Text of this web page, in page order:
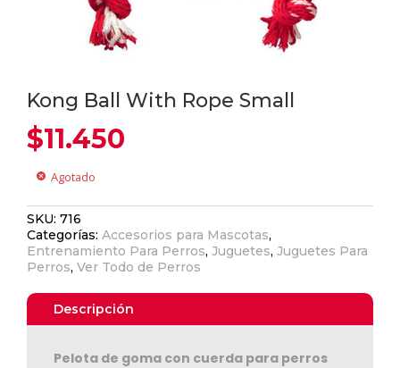
Kong Ball With Rope Small
$11.450
cancel Agotado
SKU:716
Categorías:Accesorios para Mascotas,
Entrenamiento Para Perros,Juguetes,Juguetes Para
Perros,Ver Todo de Perros
Descripción
Pelota de goma con cuerda para perros